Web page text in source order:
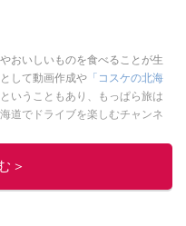
おいしいものを食べることが生
して動画作成や 「コスケの北海
いうこともあり、もっぱら旅は
道でドライブを楽しむチャンネ
＞